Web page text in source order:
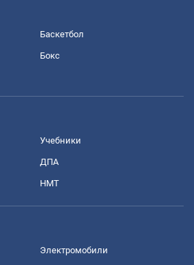
Баскетбол
Бокс
Учебники
ДПА
НМТ
Электромобили